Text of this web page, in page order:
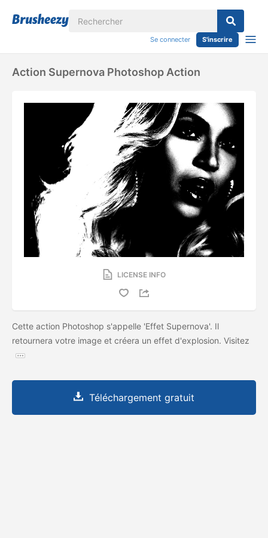
Se connecter S'inscrire
Action Supernova Photoshop Action
LICENSE INFO
Cette action Photoshop s'appelle 'Effet Supernova'. Il
retournera votre image et créera un effet d'explosion. Visitez
Téléchargement gratuit